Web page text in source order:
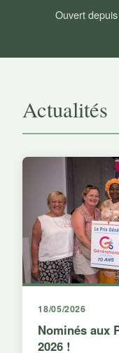
Ouvert depuis
Actualités
18/05/2026
Nominés aux
2026 !